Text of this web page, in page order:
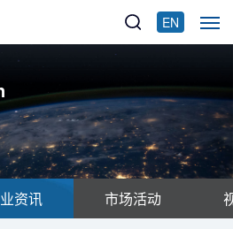
EN
资讯 市场活动